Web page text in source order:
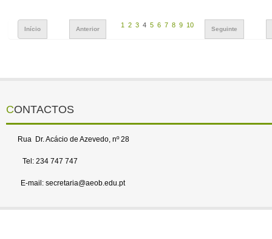
Início Anterior
1 2 3 4 5 6 7 8 9 10
Seguinte
CONTACTOS
Rua Dr. Acácio de Azevedo, nº 28
Tel: 234 747 747
E-mail: secretaria@aeob.edu.pt